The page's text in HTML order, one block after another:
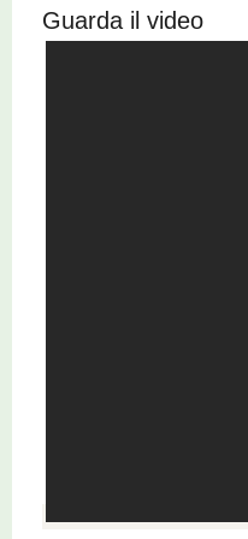
Guarda il video